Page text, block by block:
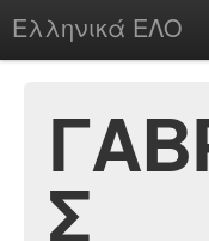
Ελληνικά ΕΛΟ
chesstu.be @ discord
Σ